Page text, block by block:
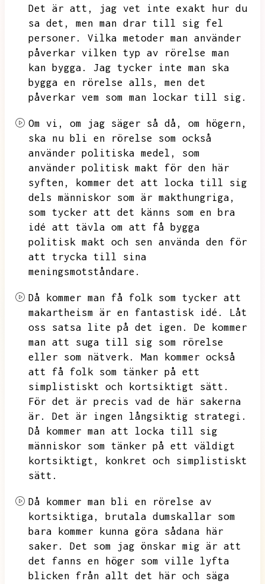
Det är att,
jag vet inte exakt hur du
sa det,
men man drar till sig fel
personer.
Vilka metoder man använder
påverkar vilken typ av rörelse man
kan bygga.
Jag tycker inte man ska
bygga en rörelse alls,
men det
påverkar vem som man lockar till sig.
Om vi, om jag säger så då,
om högern,
ska nu bli en rörelse som också
använder politiska medel,
som
använder politisk makt för den här
syften,
kommer det att locka till sig
dels människor som är makthungriga,
som tycker att det känns som en bra
idé att tävla om att få bygga
politisk makt och sen använda den för
att trycka till sina
meningsmotståndare.
Då kommer man få folk som tycker att
makartheism är en fantastisk idé.
Låt
oss satsa lite på det igen.
De kommer
man att suga till sig som rörelse
eller som nätverk.
Man kommer också
att få folk som tänker på ett
simplistiskt och kortsiktigt sätt.
För det är precis vad de här sakerna
är.
Det är ingen långsiktig strategi.
Då kommer man att locka till sig
människor som tänker på ett väldigt
kortsiktigt,
konkret och simplistiskt
sätt.
Då kommer man bli en rörelse av
kortsiktiga,
brutala dumskallar som
bara kommer kunna göra sådana här
saker.
Det som jag önskar mig är att
det fanns en höger som ville lyfta
blicken från allt det här och säga